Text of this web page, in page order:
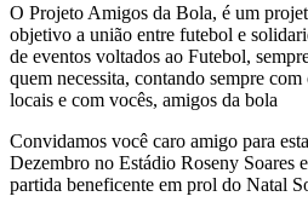
O Projeto Amigos da Bola, é um
objetivo a união entre futebol e
de eventos voltados ao Futebol,
quem necessita, contando sempre
locais e com vocês, amigos da bola
Convidamos você caro amigo para
Dezembro no Estádio Roseny Soares
partida beneficente em prol do Natal